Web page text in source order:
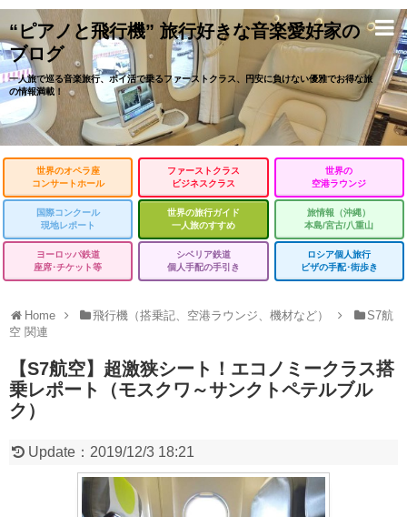
“ピアノと飛行機” 旅行好きな音楽愛好家の
ブログ
一人旅で巡る音楽旅行、ポイ活で乗るファーストクラス、円安に負けない優雅でお得な旅
の情報満載！
世界のオペラ座
コンサートホール
ファーストクラス
ビジネスクラス
世界の
空港ラウンジ
国際コンクール
現地レポート
世界の旅行ガイド
一人旅のすすめ
旅情報（沖縄）
本島/宮古/八重山
ヨーロッパ鉄道
座席･チケット等
シベリア鉄道
個人手配の手引き
ロシア個人旅行
ビザの手配･街歩き
Home 飛行機（搭乗記、空港ラウンジ、機材など）
S7航
空 関連
【S7航空】超激狭シート！エコノミークラス搭
乗レポート（モスクワ～サンクトペテルブル
ク）
Update： 2019/12/3 18:21